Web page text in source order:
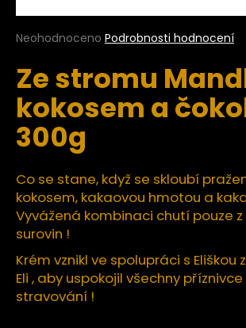
Průměrné
produktu
je
0,0
5
hvězdiček.
Neohodnoceno Podrobnosti hodnocení
Ze stromu
kokosem a
300g
Co se stane, když se skloubí
kokosem, kakaovou hmotou a
Vyvážená kombinaci chutí pouze
surovin !
Krém vznikl ve spolupráci s Eliškou
Eli , aby uspokojil všechny příznivce
stravování !
a
j
t
?
HLEDAT
D
o
p
o